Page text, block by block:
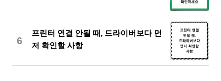
6
프린터 연결 안될 때, 드라이버보다 먼
저 확인할 사항